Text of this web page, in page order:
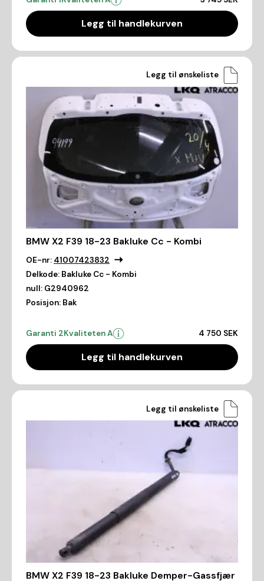
Legg til handlekurven
Legg til ønskeliste
BMW X2 F39 18-23 Bakluke Cc - Kombi
OE-nr: 41007423832
Delkode: Bakluke Cc - Kombi
null: G2940962
Posisjon: Bak
Garanti 2Kvaliteten A 4 750 SEK
Legg til handlekurven
Legg til ønskeliste
BMW X2 F39 18-23 Bakluke Demper-Gassfjær